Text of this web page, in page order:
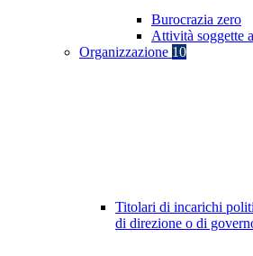
Burocrazia zero
Attività soggette
Organizzazione 10
Titolari di incarichi
di direzione o di